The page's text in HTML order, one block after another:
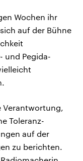
Wochen ihr
auf der Bühne
und Pegida-
Verantwortung,
Toleranz-
auf der
zu berichten.